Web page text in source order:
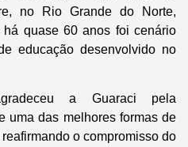
no Rio Grande do Norte,
quase 60 anos foi cenário
educação desenvolvido no
a Guaraci pela
uma das melhores formas de
o compromisso do